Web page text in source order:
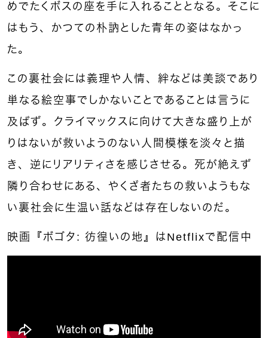
めでたくボスの座を手に入れることとなる。そこに
はもう、かつての朴訥とした青年の姿はなかっ
た。
この裏社会には義理や人情、絆などは美談であり
単なる絵空事でしかないことであることは言うに
及ばず。クライマックスに向けて大きな盛り上が
りはないが救いようのない人間模様を淡々と描
き、逆にリアリティさを感じさせる。死が絶えず
隣り合わせにある、 やくざ者たちの救いようもな
い裏社会に生温い話などは存在しないのだ。
映画『ボゴタ: 彷徨いの地』はNetflixで配信中